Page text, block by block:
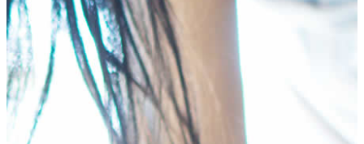
へ
ス
キ
ッ
プ
ョ
ン
に
移
動
中学生コース
高校生コース
下高井戸校の特徴
Adventure Down Under
スタディツアーについて
ゴールドコースト（オーストラリア）のスタディ
ツアー